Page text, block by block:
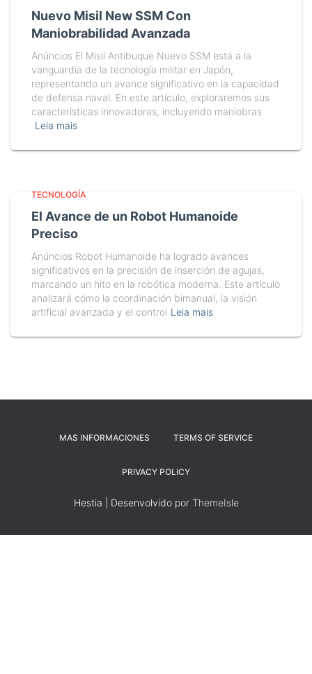
Nuevo Misil New SSM Con
Maniobrabilidad Avanzada
Anúncios El Misil Antibuque Nuevo SSM está a la
vanguardia de la tecnología militar en Japón,
representando un avance significativo en la capacidad
de defensa naval. En este artículo, exploraremos sus
características innovadoras, incluyendo maniobras
Leia mais
TECNOLOGÍA
El Avance de un Robot Humanoide
Preciso
Anúncios Robot Humanoide ha logrado avances
significativos en la precisión de inserción de agujas,
marcando un hito en la robótica moderna. Este artículo
analizará cómo la coordinación bimanual, la visión
artificial avanzada y el control Leia mais
MAS INFORMACIONES TERMS OF SERVICE
PRIVACY POLICY
Hestia | Desenvolvido por ThemeIsle